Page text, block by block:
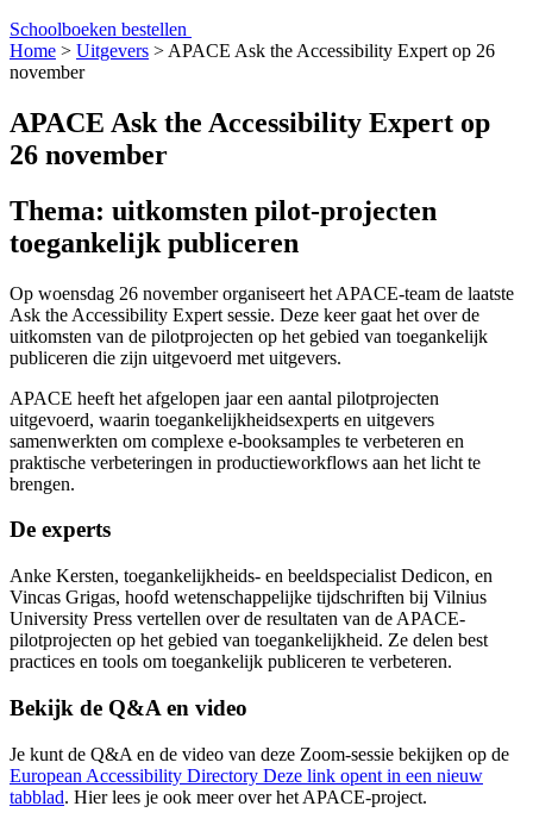
Schoolboeken bestellen
Home > Uitgevers > APACE Ask the Accessibility Expert op 26
november
APACE Ask the Accessibility Expert op
26 november
Thema: uitkomsten pilot-projecten
toegankelijk publiceren
Op woensdag 26 november organiseert het APACE-team de laatste
Ask the Accessibility Expert sessie. Deze keer gaat het over de
uitkomsten van de pilotprojecten op het gebied van toegankelijk
publiceren die zijn uitgevoerd met uitgevers.
APACE heeft het afgelopen jaar een aantal pilotprojecten
uitgevoerd, waarin toegankelijkheidsexperts en uitgevers
samenwerkten om complexe e-booksamples te verbeteren en
praktische verbeteringen in productieworkflows aan het licht te
brengen.
De experts
Anke Kersten, toegankelijkheids- en beeldspecialist Dedicon, en
Vincas Grigas, hoofd wetenschappelijke tijdschriften bij Vilnius
University Press vertellen over de resultaten van de APACE-
pilotprojecten op het gebied van toegankelijkheid. Ze delen best
practices en tools om toegankelijk publiceren te verbeteren.
Bekijk de Q&A en video
Je kunt de Q&A en de video van deze Zoom-sessie bekijken op de
European Accessibility Directory Deze link opent in een nieuw
tabblad. Hier lees je ook meer over het APACE-project.